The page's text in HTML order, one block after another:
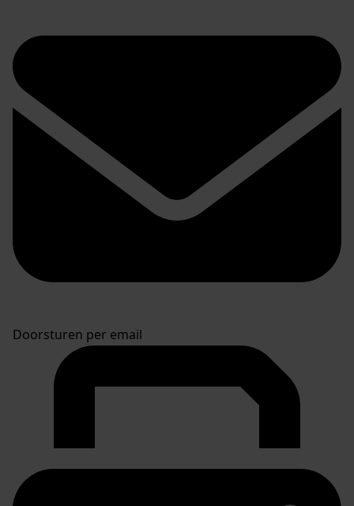
Doorsturen per email